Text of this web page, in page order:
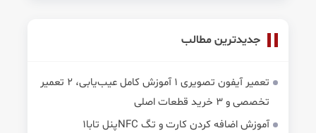
جدیدترین مطالب
تعمیر آیفون تصویری 1 آموزش کامل عیب‌یابی، 2 تعمیر
تخصصی و 3 خرید قطعات اصلی
آموزش اضافه کردن کارت و تگ NFCپنل تابا1